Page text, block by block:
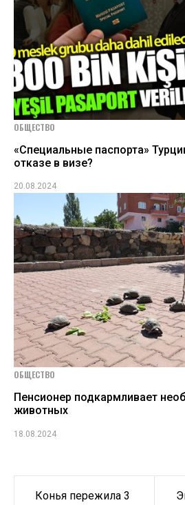
ОБЩЕСТВО
«Специальные паспорта»
отказе в визе?
20.08.2024
ОБЩЕСТВО
Пенсионер подкармливает
животных
18.08.2024
Навигация
Конья пережила 3